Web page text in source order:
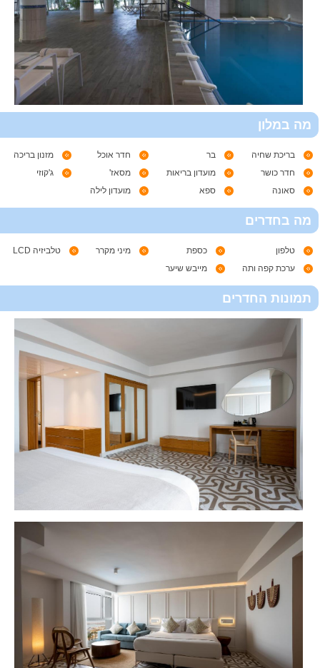
מה במלון
בריכת שחיה בר חדר אוכל
מזנון בריכה
חדר כושר
מועדון בריאות מסאז'
ג'קוזי
סאונה
ספא מועדון לילה
מה בחדרים
טלפון כספת מיני מקרר
טלביזיה LCD
ערכת קפה ותה
מייבש שיער
תמונות החדרים